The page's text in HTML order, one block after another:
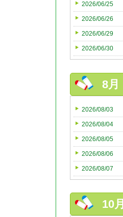
2026/06/25
2026/06/26
2026/06/29
2026/06/30
8月
2026/08/03
2026/08/04
2026/08/05
2026/08/06
2026/08/07
10月